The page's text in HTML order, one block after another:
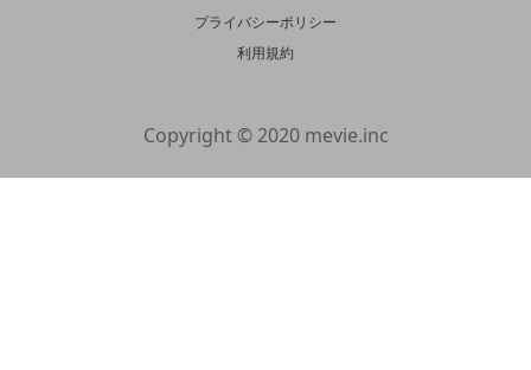
プライバシーポリシー
利用規約
Copyright © 2020 mevie.inc